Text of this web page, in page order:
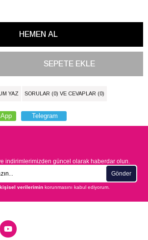
YAZ SORULAR (0) VE CEVAPLAR (0)
Telegram
indirimlerimizden güncel olarak haberdar olun.
Gönder
kişisel verilerimin korunmasını kabul ediyorum.